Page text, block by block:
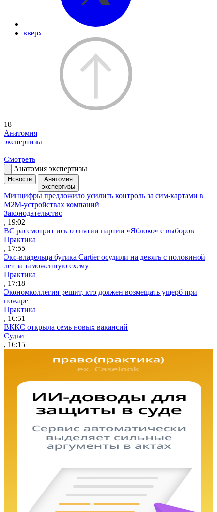
вверх
18+
Анатомия
экспертизы
Смотреть
Анатомия экспертизы
Новости
Анатомия
экспертизы
Минцифры предложило усилить контроль за сим-картами в
M2M-устройствах компаний
Законодательство
, 19:02
ВС рассмотрит иск о снятии партии «Яблоко» с выборов
Практика
, 17:55
Экс-владельца бутика Cartier осудили на девять с половиной
лет за таможенную схему
Практика
, 17:18
Экономколлегия решит, кто должен возмещать ущерб при
пожаре
Практика
, 16:51
ВККС открыла семь новых вакансий
Судьи
, 16:15